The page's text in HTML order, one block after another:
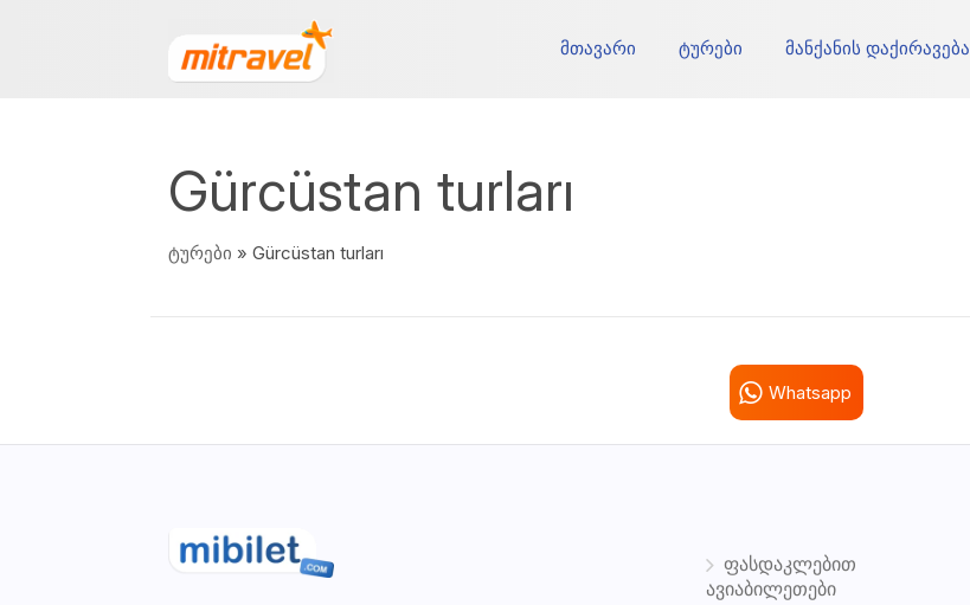
მთავარი ტურები მანქანის დაქირავება
Gürcüstan turları
ტურები » Gürcüstan turları
Whatsapp
ფასდაკლებით
ავიაბილეთები